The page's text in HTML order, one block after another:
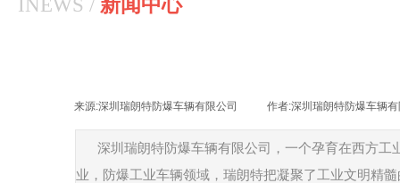
​​​INEWS / 新闻中心
来源:深圳瑞朗特防爆车辆有限公司 作者:深圳瑞朗特防爆车辆
深圳瑞朗特防爆车辆有限公司，一个孕育在西方
业，防爆工业车辆领域，瑞朗特把凝聚了工业文明精